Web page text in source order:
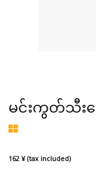
မင်းကွတ်သီးဖ
162 ¥ (tax included)